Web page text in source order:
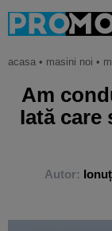
acasa • masini noi •
Am
Iată care
Autor: